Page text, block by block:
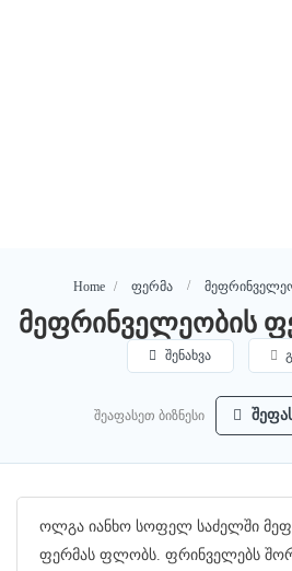
Home ფერმა
მეფრინველეობის
შენახვა
შეაფასეთ ბიზნესი
ოლგა იანხო სოფელ საძელში
ფერმას ფლობს. ფრინველებს